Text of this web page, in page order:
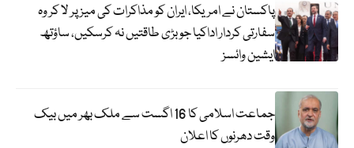
پاکستان نے امریکا، ایران کو مذاکرات کی میز پر لا کر وہ
سفارتی کردار اداکیا جو بڑی طاقتیں نہ کرسکیں، ساؤتھ
ایشین وائسز
جماعت اسلامی کا 16 اگست سے ملک بھر میں بیک
وقت دھرنوں کا اعلان